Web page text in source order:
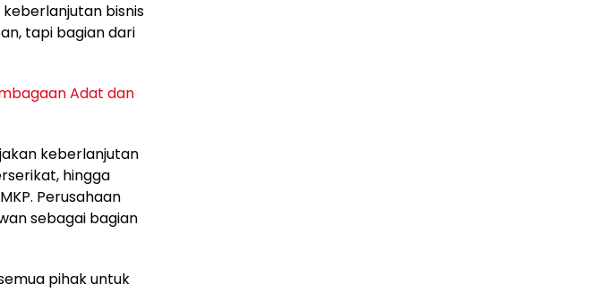
bisnis
tapi bagian dari
Adat dan
keberlanjutan
hingga
Perusahaan
sebagai bagian
pihak untuk